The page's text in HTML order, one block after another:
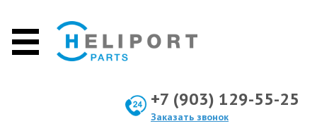
+7 (903) 129-55-25
Заказать звонок